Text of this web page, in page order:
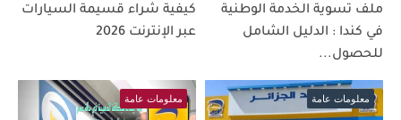
ملف تسوية الخدمة الوطنية
في كندا : الدليل الشامل
للحصول...
كيفية شراء قسيمة السيارات
عبر الإنترنت 2026
معلومات عامة معلومات عامة